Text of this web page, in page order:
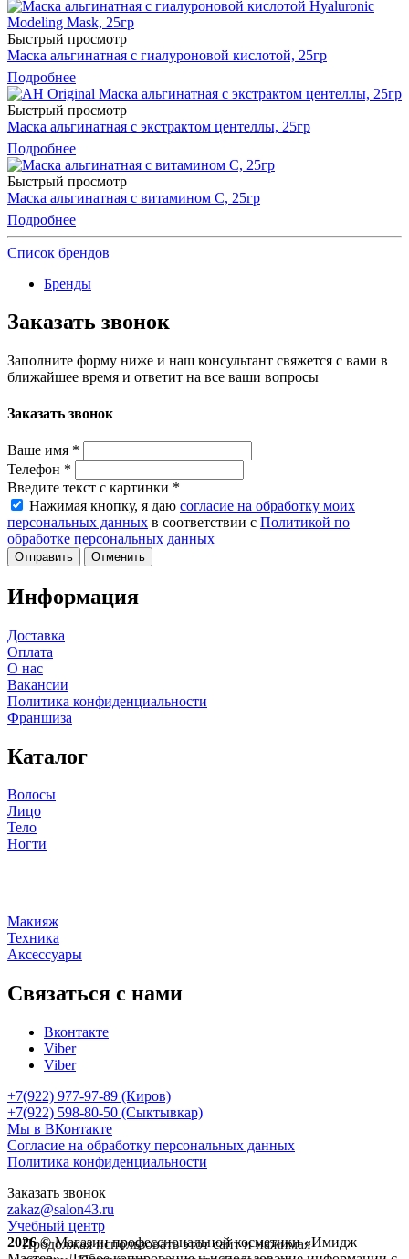
Быстрый просмотр
Маска альгинатная с гиалуроновой кислотой, 25гр
Подробнее
Быстрый просмотр
Маска альгинатная с экстрактом центеллы, 25гр
Подробнее
Быстрый просмотр
Маска альгинатная с витамином С, 25гр
Подробнее
Список брендов
Бренды
Заказать звонок
Заполните форму ниже и наш консультант свяжется с вами в
ближайшее время и ответит на все ваши вопросы
Заказать звонок
Ваше имя *
Телефон *
Введите текст с картинки *
Нажимая кнопку, я даю согласие на обработку моих
персональных данных в соответствии с Политикой по
обработке персональных данных
Отменить
Информация
Доставка
Оплата
О нас
Вакансии
Политика конфиденциальности
Франшиза
Каталог
Волосы
Лицо
Тело
Ногти
Макияж
Техника
Аксессуары
Связаться с нами
Вконтакте
Viber
Viber
+7(922) 977-97-89 (Киров)
+7(922) 598-80-50 (Сыктывкар)
Мы в ВКонтакте
Согласие на обработку персональных данных
Политика конфиденциальности
Заказать звонок
zakaz@salon43.ru
Учебный центр
2026 ©Магазин профессиональной косметики «Имидж
Продолжая использовать этот сайт и нажимая